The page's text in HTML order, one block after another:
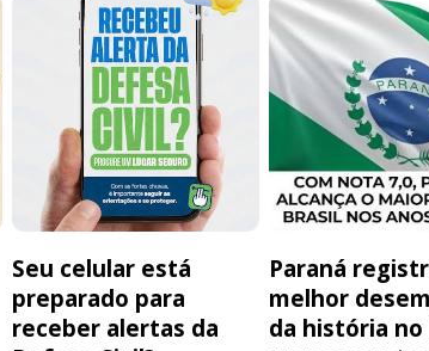
Seu celular está
preparado para
receber alertas da
Paraná
melhor
da história no